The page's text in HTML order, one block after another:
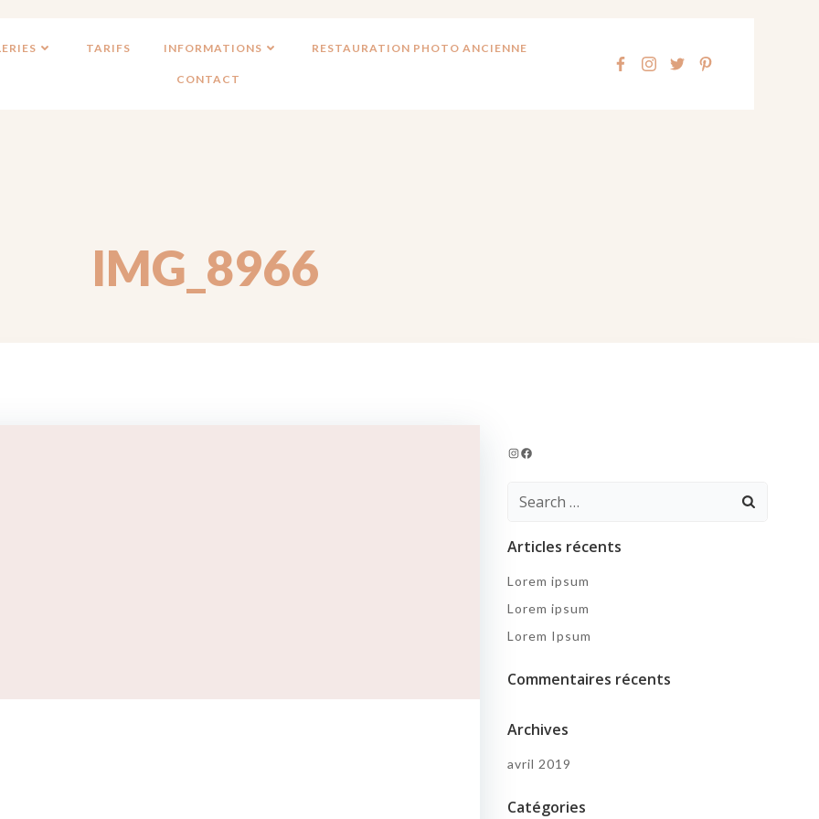
TARIFS INFORMATIONS RESTAURATION PHOTO ANCIENNE
CONTACT
IMG_8966
Instagram
Facebook
Search
Articles récents
Lorem ipsum
Lorem ipsum
Lorem Ipsum
Commentaires récents
Archives
avril 2019
Catégories